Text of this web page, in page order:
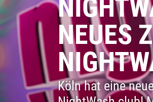
NEUES
Köln hat eine